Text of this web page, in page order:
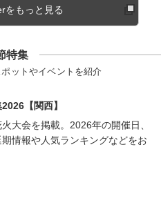
をもっと見る
特集
ットやイベントを紹介
【関西】
大会を掲載。2026年の開催日、
情報や人気ランキングなどをお